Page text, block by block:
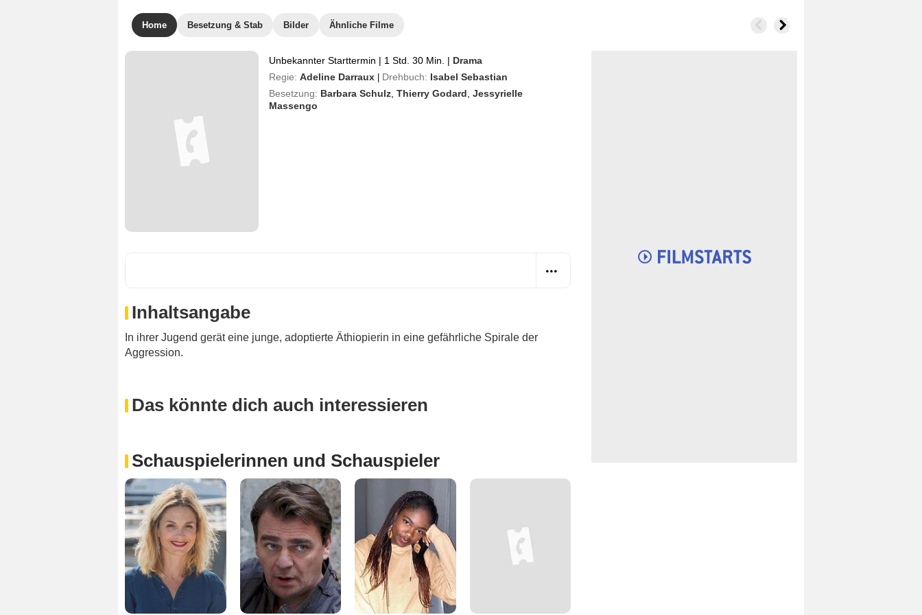
Home Besetzung & Stab Bilder Ähnliche Filme
Unbekannter Starttermin | 1 Std. 30 Min. | Drama
Regie: Adeline Darraux Drehbuch: Isabel Sebastian
Besetzung: Barbara Schulz Thierry Godard Jessyrielle
Massengo
Inhaltsangabe
In ihrer Jugend gerät eine junge, adoptierte Äthiopierin in eine gefährliche Spirale der
Aggression.
Das könnte dich auch interessieren
Schauspielerinnen und Schauspieler